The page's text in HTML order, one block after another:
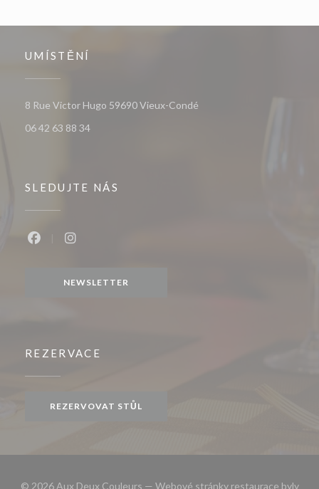
UMÍSTĚNÍ
8 Rue Victor Hugo 59690 Vieux-Condé
06 42 63 88 34
SLEDUJTE NÁS
NEWSLETTER
REZERVACE
REZERVOVAT STŮL
© 2026 Aux Deux Couleurs — Webové stránky restaurace byly